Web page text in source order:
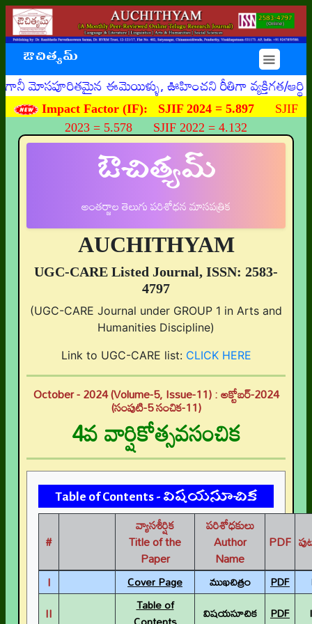
ఔచిత్యమ్ ☰
ఈమెయిళ్ళు, ఊహించని రీతిగా వ్యక్తిగత/ఆర్థిక
Impact Factor (IF): SJIF 2024 = 5.897 SJIF
2023 = 5.578 SJIF 2022 = 4.132
ఔచిత్యమ్
అంతర్జాల తెలుగు పరిశోధన మాసపత్రిక
AUCHITHYAM
UGC-CARE Listed Journal, ISSN: 2583-
4797
(UGC-CARE Journal under GROUP 1 in Arts and
Humanities Discipline)
Link to UGC-CARE list: CLICK HERE
October - 2024 (Volume-5, Issue-11) : అక్టోబర్-2024
(సంపుటి-5 సంచిక-11)
4వ వార్షికోత్సవసంచిక
Table of Contents - విషయసూచిక
#
వ్యాసశీర్షిక
Title of the
Paper
పరిశోధకులు
Author
Name
PDF
I
Cover Page ముఖచిత్రం PDF
II
Table of
విషయసూచిక PDF